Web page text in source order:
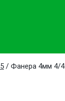
/ Фанера 4мм 4/4